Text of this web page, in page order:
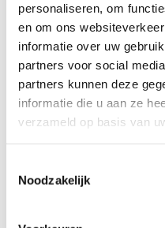
personaliseren, om
en om ons
informatie over uw
partners voor social
partners kunnen deze
informatie die u aan ze
verzameld op basis van
Noodzakelijk